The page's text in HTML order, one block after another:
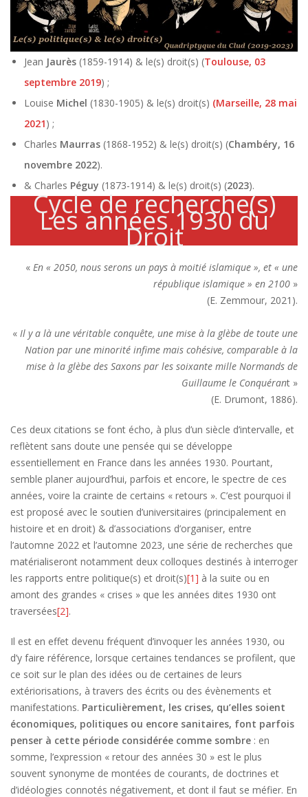
Jean Jaurès (1859-1914) & le(s) droit(s) (Toulouse, 03
septembre 2019) ;
Louise Michel (1830-1905) & le(s) droit(s) (Marseille, 28 mai
2021) ;
Charles Maurras (1868-1952) & le(s) droit(s) (Chambéry, 16
novembre 2022).
& Charles Péguy (1873-1914) & le(s) droit(s) (2023).
Cycle de recherche(s)
Les années 1930 du
Droit
« En « 2050, nous serons un pays à moitié islamique », et « une
république islamique » en 2100 »
(E. Zemmour, 2021).
« Il y a là une véritable conquête, une mise à la glèbe de toute une
Nation par une minorité infime mais cohésive, comparable à la
mise à la glèbe des Saxons par les soixante mille Normands de
Guillaume le Conquérant »
(E. Drumont, 1886).
Ces deux citations se font écho, à plus d’un siècle d’intervalle, et
reflètent sans doute une pensée qui se développe
essentiellement en France dans les années 1930. Pourtant,
semble planer aujourd’hui, parfois et encore, le spectre de ces
années, voire la crainte de certains « retours ». C’est pourquoi il
est proposé avec le soutien d’universitaires (principalement en
histoire et en droit) & d’associations d’organiser, entre
l’automne 2022 et l’automne 2023, une série de recherches que
matérialiseront notamment deux colloques destinés à interroger
les rapports entre politique(s) et droit(s)[1] à la suite ou en
amont des grandes « crises » que les années dites 1930 ont
traversées[2].
Il est en effet devenu fréquent d’invoquer les années 1930, ou
d’y faire référence, lorsque certaines tendances se profilent, que
ce soit sur le plan des idées ou de certaines de leurs
extériorisations, à travers des écrits ou des évènements et
manifestations. Particulièrement, les crises, qu’elles soient
économiques, politiques ou encore sanitaires, font parfois
penser à cette période considérée comme sombre : en
somme, l’expression « retour des années 30 » est le plus
souvent synonyme de montées de courants, de doctrines et
d’idéologies connotés négativement, et dont il faut se méfier. En